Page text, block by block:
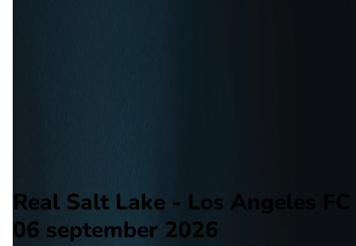
Real Salt Lake - Los Angeles
06 september 2026